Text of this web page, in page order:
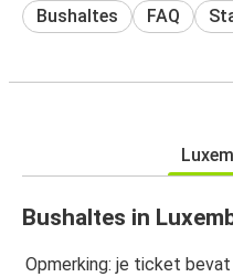
Bushaltes FAQ
Bushaltes in
Opmerking: je ticket